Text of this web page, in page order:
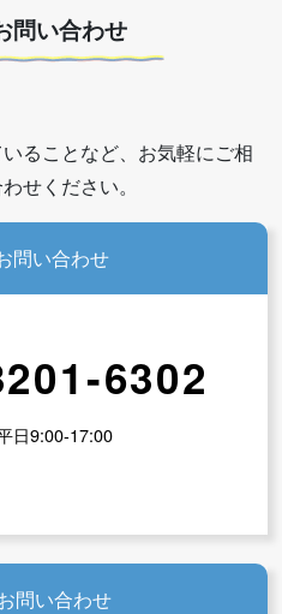
問い合わせ
ることなど、お気軽にご相
せください。
問い合わせ
6302
日9:00-17:00
問い合わせ